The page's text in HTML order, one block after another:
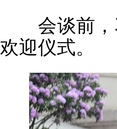
会谈前，
欢迎仪式。